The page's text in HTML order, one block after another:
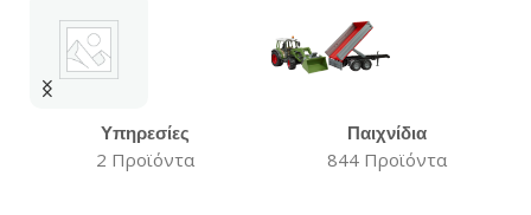
Υπηρεσίες
2 Προϊόντα
Παιχνίδια
844 Προϊόντα